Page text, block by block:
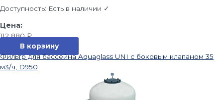
Доступность: Есть в наличии ✓
112 880₽
В корзину
Фильтр для бассейна Aquaglass UNI с боковым клапаном 35
м3/ч, D950